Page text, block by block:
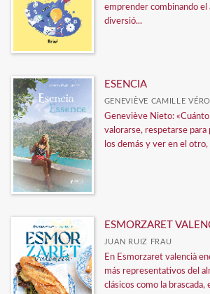
emprender combinando el
diversió...
ESENCIA
GENEVIÈVE CAMILLE
Geneviève Nieto:
valorarse, respetarse para
los demás y ver en el
ESMORZARET
JUAN RUIZ FRAU
En Esmorzaret valencià
más representativos del
clásicos como la brascada,